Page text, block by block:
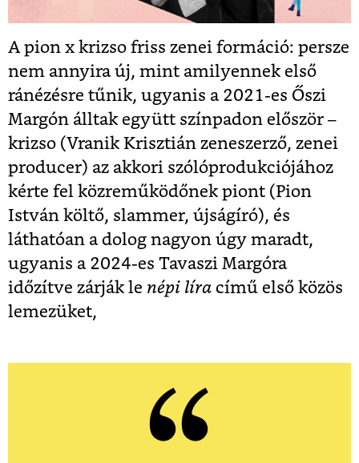
A pion x krizso friss zenei formáció: persze
nem annyira új, mint amilyennek első
ránézésre tűnik, ugyanis a 2021-es Őszi
Margón álltak együtt színpadon először –
krizso (Vranik Krisztián zeneszerző, zenei
producer) az akkori szólóprodukciójához
kérte fel közreműködőnek piont (Pion
István költő, slammer, újságíró), és
láthatóan a dolog nagyon úgy maradt,
ugyanis a 2024-es Tavaszi Margóra
időzítve zárják le népi líra című első közös
lemezüket,